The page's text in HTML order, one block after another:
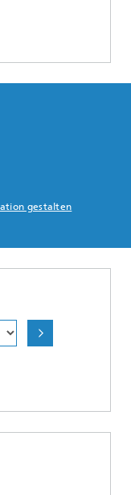
gestalten